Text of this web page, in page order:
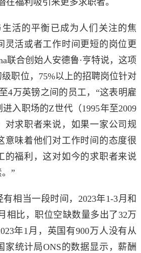
在福利吸引来更多求职者。
活的平衡已成为人们关注的焦
灵活或者工作时间更短的岗位更
联合创始人安德鲁·亨特说，这项
职位，75%以上的招聘岗位针对
4万英镑之间的员工，“这表明雇
入职场的Z世代（1995年至2009
对求职者来说，如果一家公司规
意味着他们对工作时间的态度很
的福利，这对如今的求职者来说
”
相当一段时间，2023年1-3月和
相比，职位空缺数量多出了32万
年1月，英国有900万人没有从
家统计局ONS的数据显示，薪酬